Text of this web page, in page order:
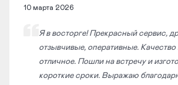
10 марта 2026
Я в восторге! Прекрасный сервис,
отзывчивые, оперативные. Качество
отличное. Пошли на встречу и
короткие сроки. Выражаю